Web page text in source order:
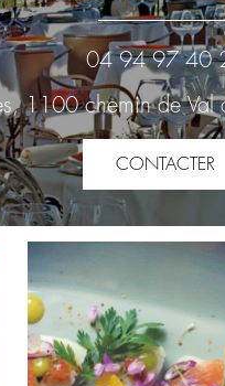
04 94 97 40
1100 chemin de
CONTACTER